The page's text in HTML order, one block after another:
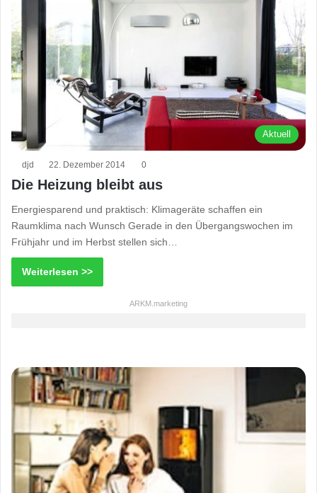
Aktuell
djd 22. Dezember 2014 0
Die Heizung bleibt aus
Energiesparend und praktisch: Klimageräte schaffen ein
Raumklima nach Wunsch Gerade in den Übergangswochen im
Frühjahr und im Herbst stellen sich…
Weiterlesen >>
ARKM.marketing